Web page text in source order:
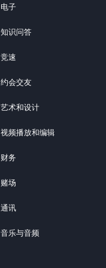
电子
知识问答
竞速
约会交友
艺术和设计
视频播放和编辑
财务
赌场
通讯
音乐与音频